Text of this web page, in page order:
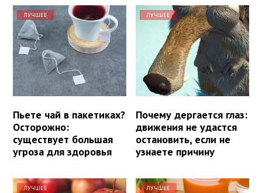
ЛУЧШЕЕ
Пьете чай в пакетиках?
Осторожно:
существует большая
угроза для здоровья
ЛУЧШЕЕ
Почему дергается глаз:
движения не удастся
остановить, если не
узнаете причину
ЛУЧШЕЕ ЛУЧШЕЕ